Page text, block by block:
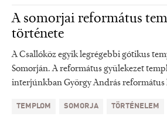
A somorjai református
története
A Csallóköz egyik legrégebbi gótikus
Somorján. A református gyülekezet
interjúnkban György András református
TEMPLOM SOMORJA TÖRTÉNELEM